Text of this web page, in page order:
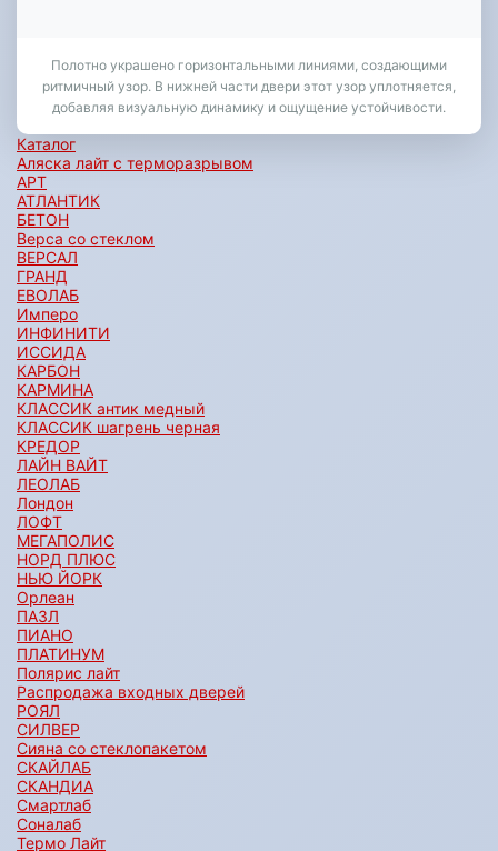
Полотно украшено горизонтальными линиями, создающими
ритмичный узор. В нижней части двери этот узор уплотняется,
добавляя визуальную динамику и ощущение устойчивости.
Каталог
Аляска лайт с терморазрывом
АРТ
АТЛАНТИК
БЕТОН
Верса со стеклом
ВЕРСАЛ
ГРАНД
ЕВОЛАБ
Имперо
ИНФИНИТИ
ИССИДА
КАРБОН
КАРМИНА
КЛАССИК антик медный
КЛАССИК шагрень черная
КРЕДОР
ЛАЙН ВАЙТ
ЛЕОЛАБ
Лондон
ЛОФТ
МЕГАПОЛИС
НОРД ПЛЮС
НЬЮ ЙОРК
Орлеан
ПАЗЛ
ПИАНО
ПЛАТИНУМ
Полярис лайт
Распродажа входных дверей
РОЯЛ
СИЛВЕР
Сияна со стеклопакетом
СКАЙЛАБ
СКАНДИA
Смартлаб
Соналаб
Термо Лайт